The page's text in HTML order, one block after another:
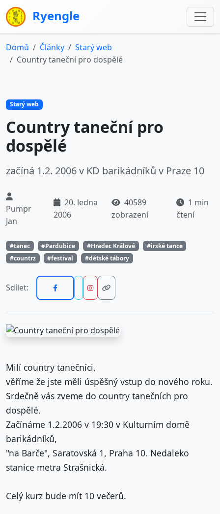
Ryengle
Domů Články
Starý web
Country taneční pro dospělé
Starý web
Country taneční pro
dospělé
začíná 1.2. 2006 v KD barikádníků v Praze 10
Pumpr
Jan
20. ledna
2006
40589
zobrazení
1 min
čtení
#tanec #Pardubice #Hradec Králové
#irské tance
#countrz
#festival #dětské tábory
Sdílet:
Milí country tanečníci,
věříme že jste měli úspěšný vstup do nového roku.
Srdečně vás zveme do country tanečních pro
dospělé.
Začínáme 1.2.2006 v 19:30 v Kulturním domě
barikádníků,
"na Barče", Saratovská 1, Praha 10. Nedaleko
stanice metra Strašnická.
Celý kurz bude mít 10 večerů.